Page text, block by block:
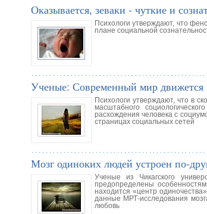
Оказывается, зеваки - чуткие и
Психологи утверждают, что
плане социальной
Ученые: Современный мир движется
Психологи утверждают, что в
масштабного
расхождения человека с
страницах социальных сетей
Мозг одиноких людей устроен по-
Ученые из Чикагского
предопределены
находится «центр
данные МРТ-исследования
любовь